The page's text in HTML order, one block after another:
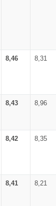
8,46 8,31
8,43 8,96
8,42 8,35
8,41 8,21